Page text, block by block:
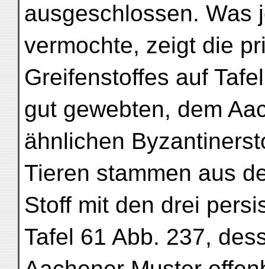
ausgeschlossen. Was
vermochte, zeigt die
Greifenstoffes auf
gut gewebten, dem
ähnlichen
Tieren stammen aus
Stoff mit den drei
Tafel 61 Abb. 237,